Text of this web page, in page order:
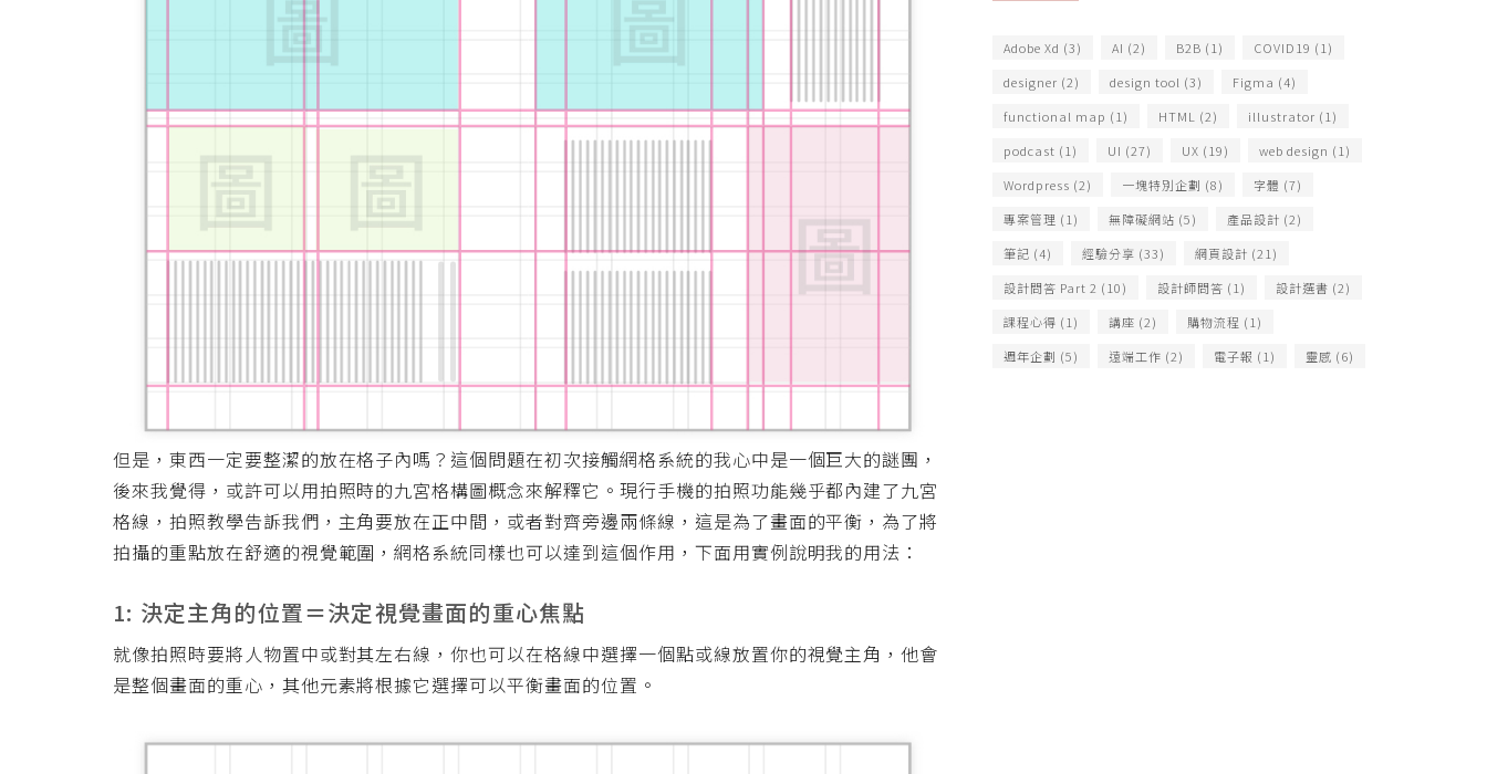
但是，東西一定要整潔的放在格子內嗎？這個問題在初次接觸網格系統的我心中是一個巨大的謎團，
後來我覺得，或許可以用拍照時的九宮格構圖概念來解釋它。現行手機的拍照功能幾乎都內建了九宮
格線，拍照教學告訴我們，主角要放在正中間，或者對齊旁邊兩條線，這是為了畫面的平衡，為了將
拍攝的重點放在舒適的視覺範圍，網格系統同樣也可以達到這個作用，下面用實例說明我的用法：
1: 決定主角的位置＝決定視覺畫面的重心焦點
就像拍照時要將人物置中或對其左右線，你也可以在格線中選擇一個點或線放置你的視覺主角，他會
是整個畫面的重心，其他元素將根據它選擇可以平衡畫面的位置。
Adobe Xd (3) AI (2) B2B (1) COVID19 (1)
designer (2) design tool (3) Figma (4)
functional map (1) HTML (2) illustrator (1)
podcast (1) UI (27) UX (19) web design (1)
Wordpress (2) 一塊特別企劃 (8) 字體 (7)
專案管理 (1) 無障礙網站 (5) 產品設計 (2)
筆記 (4) 經驗分享 (33) 網頁設計 (21)
設計問答 Part 2 (10) 設計師問答 (1) 設計選書 (2)
課程心得 (1) 講座 (2) 購物流程 (1)
週年企劃 (5) 遠端工作 (2) 電子報 (1) 靈感 (6)